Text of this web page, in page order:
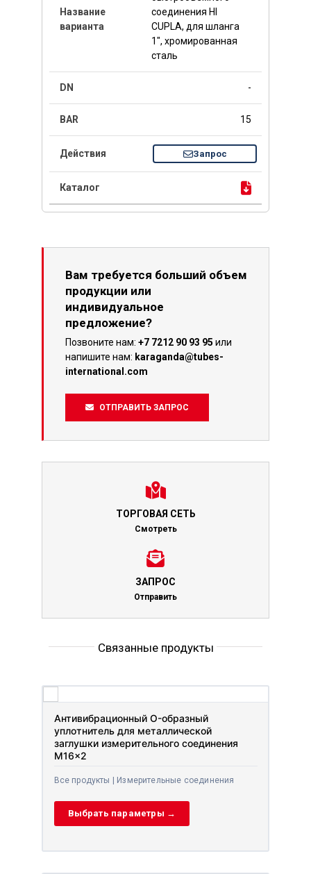
соединения HI
CUPLA, для шланга
1", хромированная
сталь
-
15
Запрос
Вам требуется больший объем
продукции или
индивидуальное
предложение?
Позвоните нам: +7 7212 90 93 95 или
напишите нам: karaganda@tubes-
international.com
ОТПРАВИТЬ ЗАПРОС
ТОРГОВАЯ СЕТЬ
Смотреть
ЗАПРОС
Отправить
Связанные продукты
Антивибрационный O-образный
уплотнитель для металлической
заглушки измерительного соединения
M16x2
Все продукты | Измерительные соединения
Выбрать параметры →